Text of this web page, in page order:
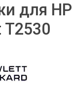
для HP
T2530